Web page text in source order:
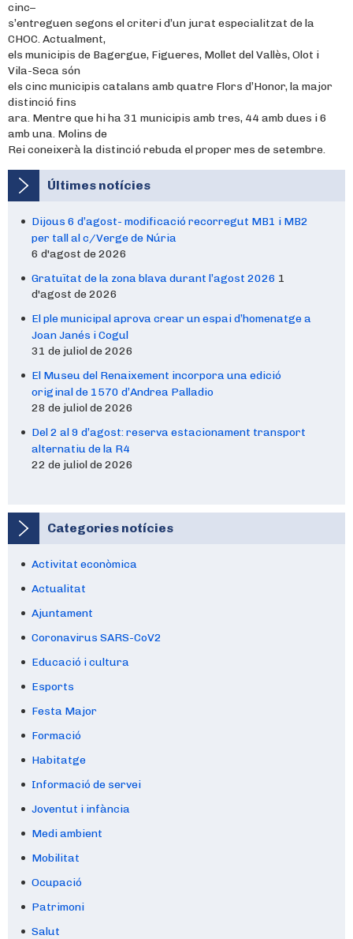
cinc–
s’entreguen segons el criteri d’un jurat especialitzat de la
CHOC. Actualment,
els municipis de Bagergue, Figueres, Mollet del Vallès, Olot i
Vila-Seca són
els cinc municipis catalans amb quatre Flors d’Honor, la major
distinció fins
ara. Mentre que hi ha 31 municipis amb tres, 44 amb dues i 6
amb una. Molins de
Rei coneixerà la distinció rebuda el proper mes de setembre.
Últimes notícies
Dijous 6 d’agost- modificació recorregut MB1 i MB2
per tall al c/Verge de Núria
6 d'agost de 2026
Gratuïtat de la zona blava durant l’agost 2026 1
d'agost de 2026
El ple municipal aprova crear un espai d’homenatge a
Joan Janés i Cogul
31 de juliol de 2026
El Museu del Renaixement incorpora una edició
original de 1570 d’Andrea Palladio
28 de juliol de 2026
Del 2 al 9 d’agost: reserva estacionament transport
alternatiu de la R4
22 de juliol de 2026
Categories notícies
Activitat econòmica
Actualitat
Ajuntament
Coronavirus SARS-CoV2
Educació i cultura
Esports
Festa Major
Formació
Habitatge
Informació de servei
Joventut i infància
Medi ambient
Mobilitat
Ocupació
Patrimoni
Salut